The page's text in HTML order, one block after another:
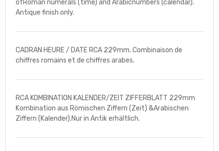
ofRoman numerals (time) and Arabicnumbers (calendar).
Antique finish only.
CADRAN HEURE / DATE RCA 229mm. Combinaison de
chiffres romains et de chiffres arabes.
RCA KOMBINATION KALENDER/ZEIT ZIFFERBLATT 229mm
Kombination aus Römischen Ziffern (Zeit) &Arabischen
Ziffern (Kalender).Nur in Antik erhältlich.